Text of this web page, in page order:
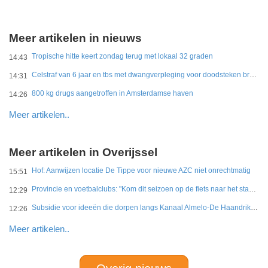
Meer artikelen in nieuws
14:43 Tropische hitte keert zondag terug met lokaal 32 graden
14:31 Celstraf van 6 jaar en tbs met dwangverpleging voor doodsteken broer in Gouda
14:26 800 kg drugs aangetroffen in Amsterdamse haven
Meer artikelen..
Meer artikelen in Overijssel
15:51 Hof: Aanwijzen locatie De Tippe voor nieuwe AZC niet onrechtmatig
12:29 Provincie en voetbalclubs: "Kom dit seizoen op de fiets naar het stadion"
12:26 Subsidie voor ideeën die dorpen langs Kanaal Almelo-De Haandrik sterker maken
Meer artikelen..